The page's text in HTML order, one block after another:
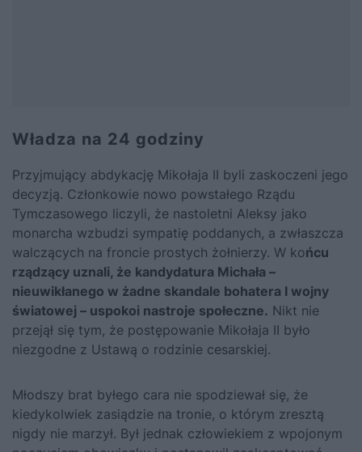
Władza na 24 godziny
Przyjmujący abdykację Mikołaja II byli zaskoczeni jego
decyzją. Członkowie nowo powstałego Rządu
Tymczasowego liczyli, że nastoletni Aleksy jako
monarcha wzbudzi sympatię poddanych, a zwłaszcza
walczących na froncie prostych żołnierzy. W końcu
rządzący uznali, że kandydatura Michała –
nieuwikłanego w żadne skandale bohatera I wojny
światowej – uspokoi nastroje społeczne. Nikt nie
przejął się tym, że postępowanie Mikołaja II było
niezgodne z Ustawą o rodzinie cesarskiej.
Młodszy brat byłego cara nie spodziewał się, że
kiedykolwiek zasiądzie na tronie, o którym zresztą
nigdy nie marzył. Był jednak człowiekiem z wpojonym